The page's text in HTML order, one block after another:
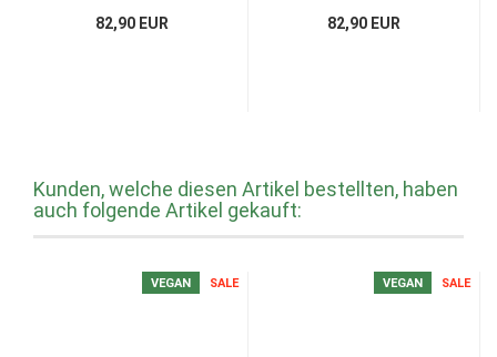
82,90 EUR 82,90 EUR
Kunden, welche diesen Artikel bestellten, haben
auch folgende Artikel gekauft:
VEGAN SALE VEGAN SALE